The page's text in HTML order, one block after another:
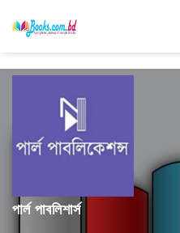
পার্ল পাবলিশার্স